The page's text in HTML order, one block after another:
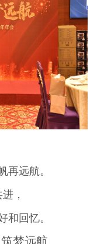
再远航。
，
和回忆。
梦远航